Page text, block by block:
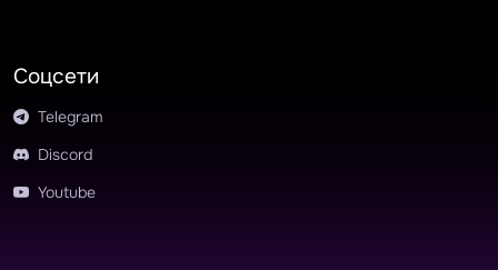
Соцсети
Telegram
Discord
Youtube